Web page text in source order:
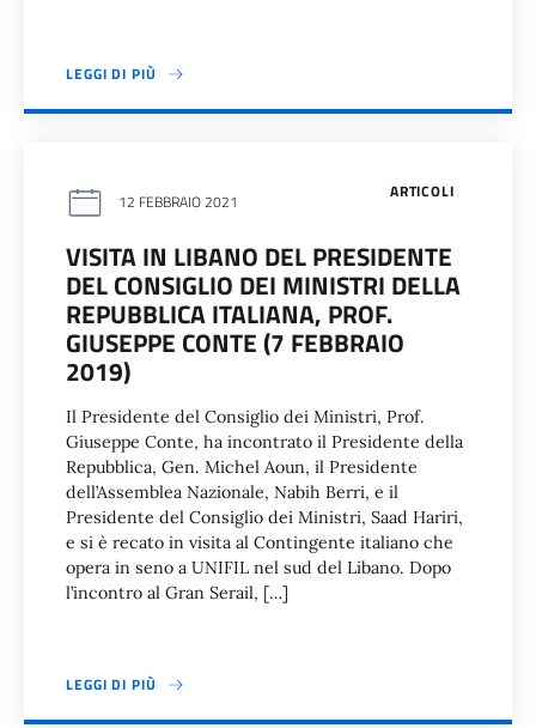
LEGGI DI PIÙ
ARTICOLI
12 FEBBRAIO 2021
VISITA IN LIBANO DEL PRESIDENTE
DEL CONSIGLIO DEI MINISTRI DELLA
REPUBBLICA ITALIANA, PROF.
GIUSEPPE CONTE (7 FEBBRAIO
2019)
Il Presidente del Consiglio dei Ministri, Prof.
Giuseppe Conte, ha incontrato il Presidente della
Repubblica, Gen. Michel Aoun, il Presidente
dell’Assemblea Nazionale, Nabih Berri, e il
Presidente del Consiglio dei Ministri, Saad Hariri,
e si è recato in visita al Contingente italiano che
opera in seno a UNIFIL nel sud del Libano. Dopo
l’incontro al Gran Serail, […]
LEGGI DI PIÙ